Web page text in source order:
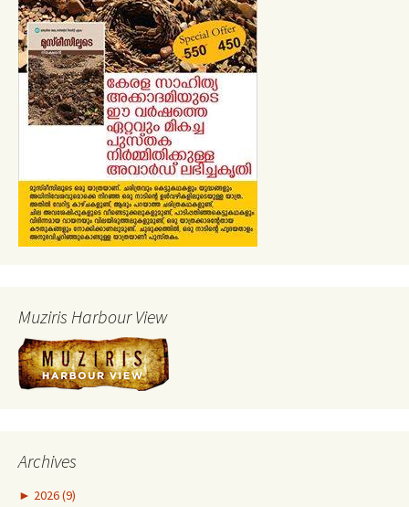
Muziris Harbour View
Archives
► 2026 (9)